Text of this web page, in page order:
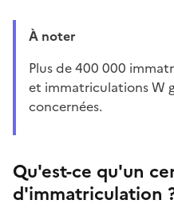
À noter
Plus de 400 000 immatriculations provisoires WW
et immatriculations W
concernées.
Qu'est-ce qu'un
d'immatriculation